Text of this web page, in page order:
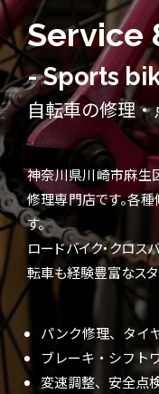
Service
- Sports
自転車の修理・
神奈川県川崎市麻生
修理専門店です。各種
す。
ロードバイク・クロ
転車も経験豊富なスタ
パンク修理、タイ
ブレーキ・シフト
変速調整、安全点